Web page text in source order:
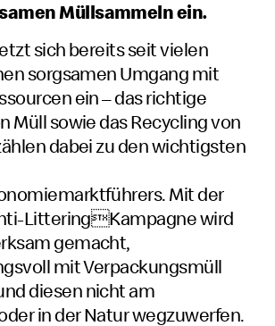
Müllsammeln ein.
sich bereits seit vielen
sorgsamen Umgang mit
ein – das richtige
Müll sowie das Recycling von
dabei zu den wichtigsten
Mit der
LitteringKampagne wird
gemacht,
mit Verpackungsmüll
diesen nicht am
in der Natur wegzuwerfen.